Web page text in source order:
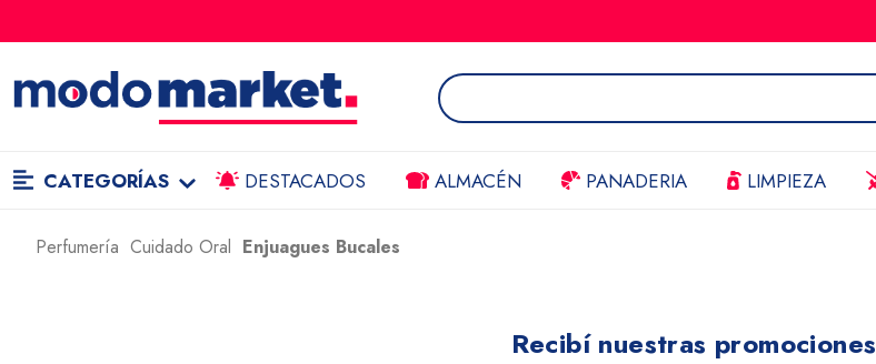
CATEGORÍAS DESTACADOS ALMACÉN PANADERIA LIMPIEZA
Perfumería Cuidado Oral Enjuagues Bucales
Recibí nuestras promociones